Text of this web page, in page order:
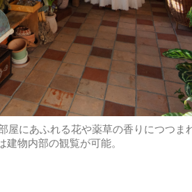
にあふれる花や薬草の香りにつつま
物内部の観覧が可能。